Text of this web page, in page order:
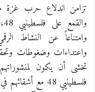
تزامن اندلاع حرب غزة
وامتناعاً عن النشاط
واعتداءات وضغوطات
تخشى أن يكون
فلسطينيي 48